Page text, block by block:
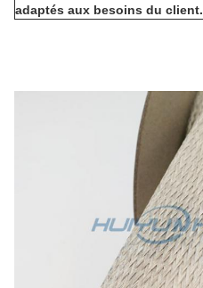
adaptés aux besoins du client.